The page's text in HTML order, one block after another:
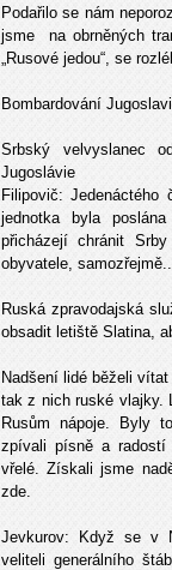
Podařilo se nám
jsme na obrněných
„Rusové jedou“, se
Bombardování
Srbský velvyslanec
Jugoslávie
Filipovič:
jednotka byla
přicházejí chránit
obyvatele,
Ruská zpravodajská
obsadit letiště Slatina,
Nadšení lidé běželi
tak z nich ruské vlajky.
Rusům nápoje. Byly
zpívali písně a
vřelé. Získali jsme
zde.
Jevkurov: Když se v
veliteli generálního